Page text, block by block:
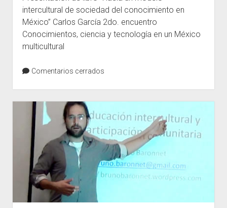
intercultural de sociedad del conocimiento en
México” Carlos García 2do. encuentro
Conocimientos, ciencia y tecnología en un México
multicultural
Comentarios cerrados